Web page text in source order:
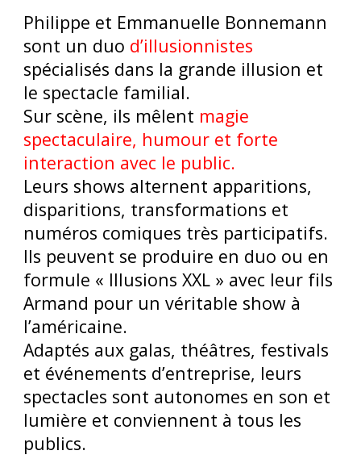
Philippe et Emmanuelle Bonnemann
sont un duo d’illusionnistes
spécialisés dans la grande illusion et
le spectacle familial.
Sur scène, ils mêlent magie
spectaculaire, humour et forte
interaction avec le public.
Leurs shows alternent apparitions,
disparitions, transformations et
numéros comiques très participatifs.
Ils peuvent se produire en duo ou en
formule « Illusions XXL » avec leur fils
Armand pour un véritable show à
l’américaine.
Adaptés aux galas, théâtres, festivals
et événements d’entreprise, leurs
spectacles sont autonomes en son et
lumière et conviennent à tous les
publics.